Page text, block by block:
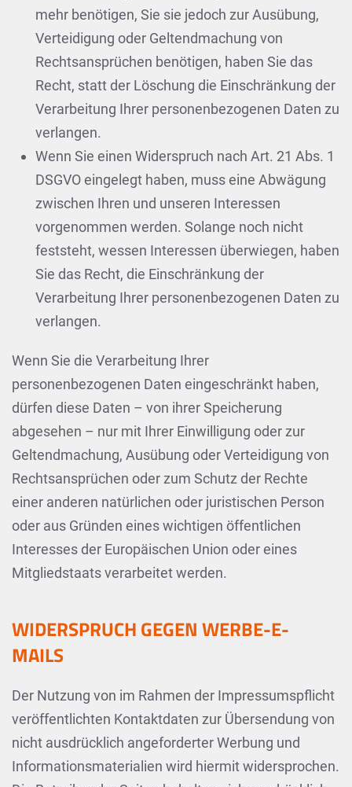
mehr benötigen, Sie sie jedoch zur Ausübung,
Verteidigung oder Geltendmachung von
Rechtsansprüchen benötigen, haben Sie das
Recht, statt der Löschung die Einschränkung der
Verarbeitung Ihrer personenbezogenen Daten zu
verlangen.
Wenn Sie einen Widerspruch nach Art. 21 Abs. 1
DSGVO eingelegt haben, muss eine Abwägung
zwischen Ihren und unseren Interessen
vorgenommen werden. Solange noch nicht
feststeht, wessen Interessen überwiegen, haben
Sie das Recht, die Einschränkung der
Verarbeitung Ihrer personenbezogenen Daten zu
verlangen.
Wenn Sie die Verarbeitung Ihrer
personenbezogenen Daten eingeschränkt haben,
dürfen diese Daten – von ihrer Speicherung
abgesehen – nur mit Ihrer Einwilligung oder zur
Geltendmachung, Ausübung oder Verteidigung von
Rechtsansprüchen oder zum Schutz der Rechte
einer anderen natürlichen oder juristischen Person
oder aus Gründen eines wichtigen öffentlichen
Interesses der Europäischen Union oder eines
Mitgliedstaats verarbeitet werden.
WIDERSPRUCH GEGEN WERBE-E-
MAILS
Der Nutzung von im Rahmen der Impressumspflicht
veröffentlichten Kontaktdaten zur Übersendung von
nicht ausdrücklich angeforderter Werbung und
Informationsmaterialien wird hiermit widersprochen.